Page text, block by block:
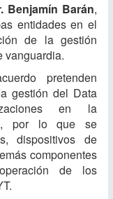
Benjamín Barán,
entidades en el
de la gestión
vanguardia.​
pretenden
gestión del Data
en la
por lo que se
dispositivos de
componentes
de los